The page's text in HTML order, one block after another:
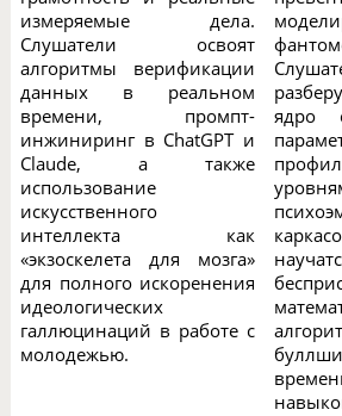
измеряемые дела.
Слушатели освоят
алгоритмы верификации
данных в реальном
времени, промпт-
инжиниринг в ChatGPT и
Claude, а также
использование
искусственного
интеллекта как
«экзоскелета для мозга»
для полного искоренения
идеологических
галлюцинаций в работе с
молодежью.
ядро